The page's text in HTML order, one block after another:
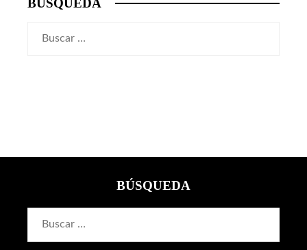
BÚSQUEDA